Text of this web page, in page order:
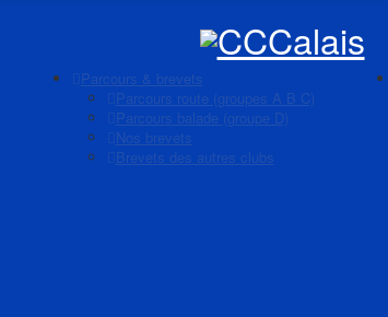
Parcours & brevets
Parcours route (groupes A B C)
Parcours balade (groupe D)
Nos brevets
Brevets des autres clubs